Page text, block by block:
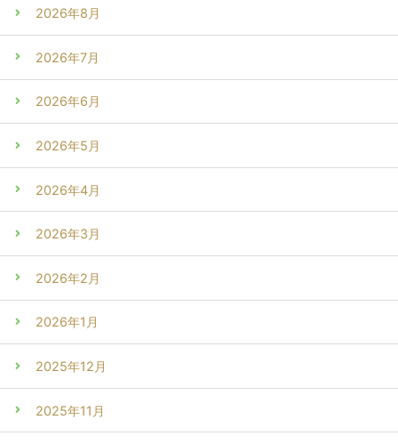
2026年8月
2026年7月
2026年6月
2026年5月
2026年4月
2026年3月
2026年2月
2026年1月
2025年12月
2025年11月